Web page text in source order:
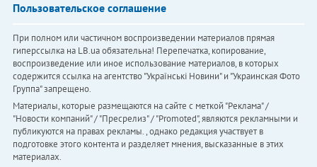
Пользовательское соглашение
При полном или частичном воспроизведении материалов прямая
гиперссылка на LB.ua обязательна! Перепечатка, копирование,
воспроизведение или иное использование материалов, в которых
содержится ссылка на агентство "Українськi Новини" и "Украинская Фото
Группа" запрещено.
Материалы, которые размещаются на сайте с меткой "Реклама" /
"Новости компаний" / "Пресрелиз" / "Promoted", являются рекламными и
публикуются на правах рекламы. , однако редакция участвует в
подготовке этого контента и разделяет мнения, высказанные в этих
материалах.